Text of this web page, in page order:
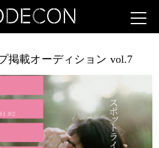
掲載オーディション vol.7